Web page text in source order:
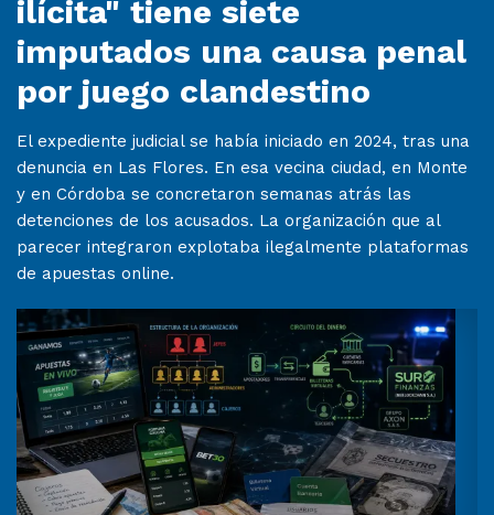
ilícita" tiene siete
imputados una causa penal
por juego clandestino
El expediente judicial se había iniciado en 2024, tras una
denuncia en Las Flores. En esa vecina ciudad, en Monte
y en Córdoba se concretaron semanas atrás las
detenciones de los acusados. La organización que al
parecer integraron explotaba ilegalmente plataformas
de apuestas online.